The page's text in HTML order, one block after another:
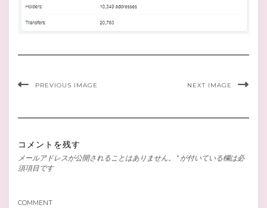
PREVIOUS IMAGE NEXT IMAGE
コメントを残す
メールアドレスが公開されることはありません。 * が付いている欄は必
須項目です
COMMENT